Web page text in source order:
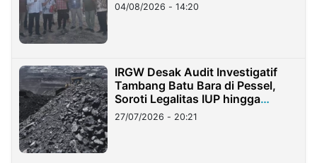
04/08/2026 - 14:20
IRGW Desak Audit Investigatif
Tambang Batu Bara di Pessel,
Soroti Legalitas IUP hingga
Stockpile
27/07/2026 - 20:21